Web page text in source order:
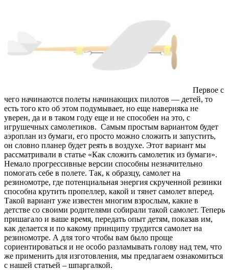
Первое с
чего начинаются полеты начинающих пилотов — детей, то
есть того кто об этом подумывает, но еще наверняка не
уверен, да и в таком году еще и не способен на это, с
игрушечных самолетиков. Самым простым вариантом будет
аэроплан из бумаги, его просто можно сложить и запустить,
он словно планер будет реять в воздухе. Этот вариант мы
рассматривали в статье «Как сложить самолетик из бумаги».
Немало прогрессивные версии способны незначительно
помогать себе в полете. Так, к образцу, самолет на
резиномотре, где потенциальная энергия скрученной резинки
способна крутить пропеллер, какой и тянет самолет вперед.
Такой вариант уже известен многим взрослым, какие в
детстве со своими родителями собирали такой самолет. Теперь
пришагало и ваше время, передать опыт детям, показав им,
как делается и по какому принципу трудится самолет на
резиномотре. А для того чтобы вам было проще
сориентироваться и не особо разламывать голову над тем, что
же применить для изготовления, мы предлагаем ознакомиться
с нашей статьей – шпаргалкой.